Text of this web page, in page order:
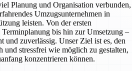
Planung und Organisation verbunden,
Umzugsunternehmen in
leisten. Von der ersten
bis hin zur Umsetzung –
und zuverlässig. Unser Ziel ist es, den
und stressfrei wie möglich zu gestalten,
konzentrieren können.